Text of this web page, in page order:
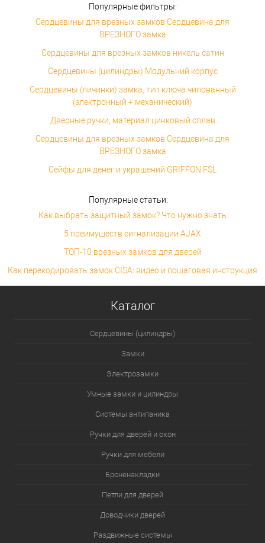
Популярные фильтры:
Сердцевины для врезных замков Сердцевина для
ВРЕЗНОГО замка
Сердцевины для врезных замков никель сатин
Сердцевины (цилиндры) Модульний корпус
Сердцевины (личинки) замка, тип ключа чипованный
(электронный + механический)
Дверные ручки, материал цинковый сплав
Сердцевины для врезных замков Сердцевина для
ВРЕЗНОГО замка
Сейфы для денег и украшений GRIFFON FSL
Популярные статьи:
Как выбрать защитный замок? Что нужно знать
5 преимуществ сигнализации AJAX
ТОП-10 врезных замков для дверей
Как перекодировать замок CISA: видео и пошаговая инструкция
Каталог
Сердцевины (цилиндры)
Замки
Электрозамки
Умные замки и цилиндры
Системы антипаника
Ручки для дверей и окон
Ручки для мебели
Броненакладки
Петли для дверей
Доводчики дверей
Раздвижные системы